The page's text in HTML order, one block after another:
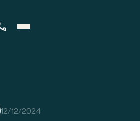
12/12/2024